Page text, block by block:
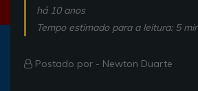
há 10 anos
Tempo estimado para a leitura: 5
Postado por - Newton Duarte